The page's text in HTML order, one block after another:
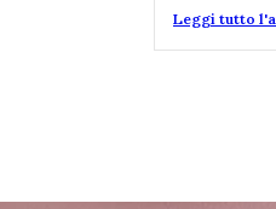
Leggi tutto